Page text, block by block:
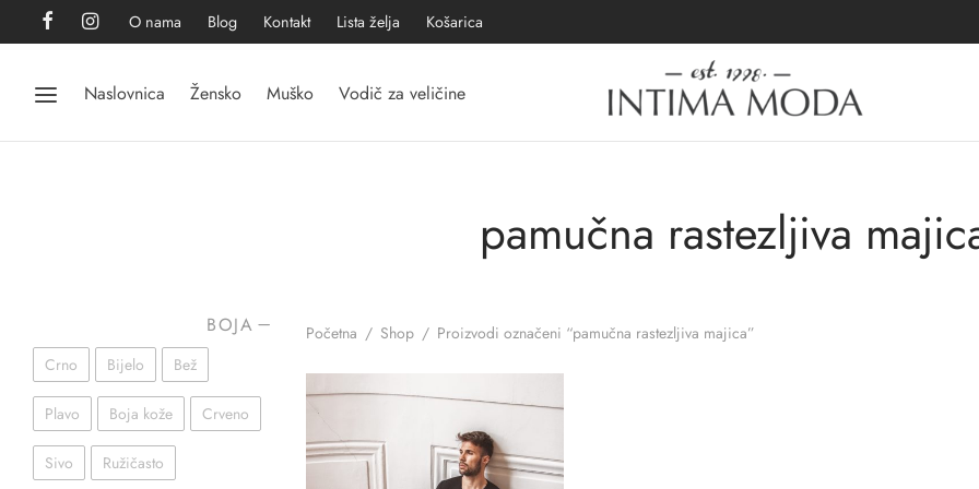
O nama Blog Kontakt Lista želja Košarica
Naslovnica Žensko Muško Vodič za veličine
pamučna rastezljiva
BOJA
Crno Bijelo Bež
Plavo Boja kože Crveno
Sivo Ružičasto
Početna / Shop / Proizvodi označeni “pamučna rastezljiva majica”